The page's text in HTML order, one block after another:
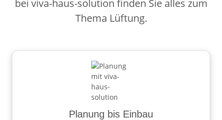
bei viva-haus-solution finden Sie alles zum
Thema Lüftung.
Planung bis Einbau